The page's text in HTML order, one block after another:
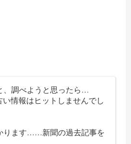
、調べようと思ったら…
い情報はヒットしませんでし
ります……新聞の過去記事を